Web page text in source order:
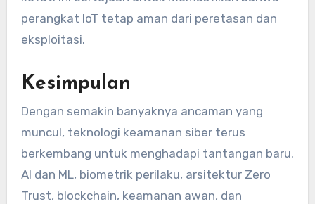
perangkat IoT tetap aman dari peretasan dan
eksploitasi.
Kesimpulan
Dengan semakin banyaknya ancaman yang
muncul, teknologi keamanan siber terus
berkembang untuk menghadapi tantangan baru.
AI dan ML, biometrik perilaku, arsitektur Zero
Trust, blockchain, keamanan awan, dan